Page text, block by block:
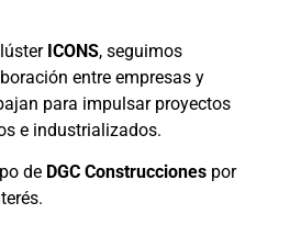
ICONS, seguimos
entre empresas y
para impulsar proyectos
e industrializados.
de DGC Construcciones por